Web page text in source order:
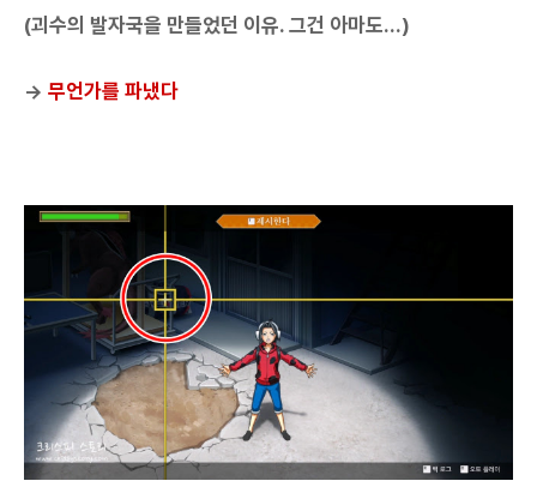
(괴수의 발자국을 만들었던 이유. 그건 아마도...)
→ 무언가를 파냈다